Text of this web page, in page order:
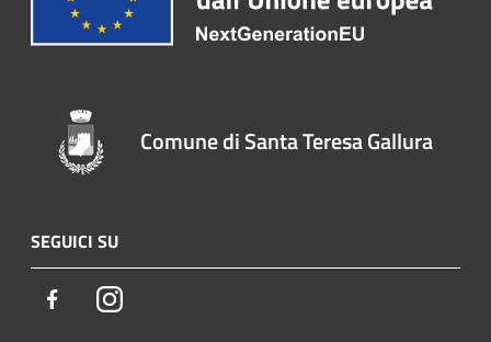
Comune di Santa Teresa Gallura
SEGUICI SU
FacebookInstagram